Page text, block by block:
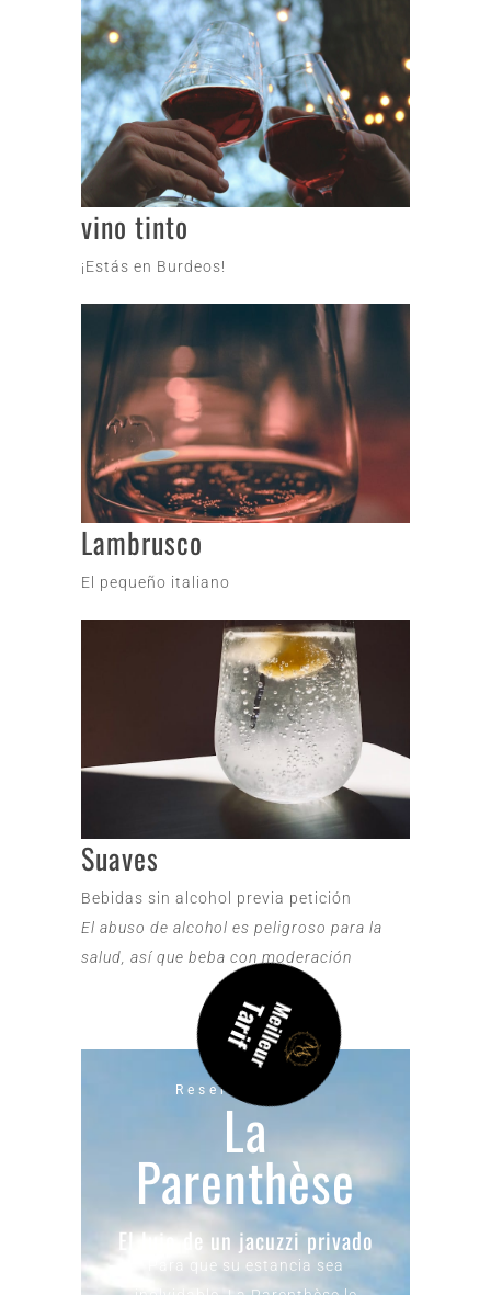
vino tinto
¡Estás en Burdeos!
Lambrusco
El pequeño italiano
Suaves
Bebidas sin alcohol previa petición
El abuso de alcohol es peligroso para la
salud, así que beba con moderación
Reserve ahora
La
Parenthèse
El lujo de un jacuzzi privado
Para que su estancia sea